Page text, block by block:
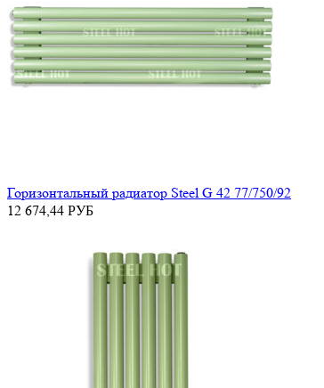
Горизонтальный радиатор Steel G 42 77/750/92
12 674,44 РУБ